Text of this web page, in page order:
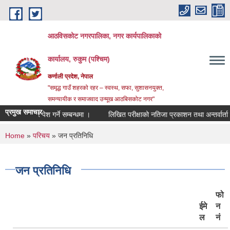
Skip to main content
आठविसकोट नगरपालिका, नगर कार्यपालिकाको
कार्यालय, रुकुम (पश्चिम)
कर्णाली प्रदेश, नेपाल
"समृद्ध गाउँ शहरको रहर – स्वस्थ, सफा, सुशासनयुक्त,
समन्यायीक र समाजवाद उन्मूख आठबिसकोट नगर"
प्रमुख समाचार
पेश गर्ने सम्बन्धमा । लिखित परीक्षाको नतिजा प्रकाशन तथा अन्तर्वार्ता सम्बन्धी
You are here
Home » परिचय » जन प्रतिनिधि
जन प्रतिनिधि
ईमे
ल
फो
न
नं